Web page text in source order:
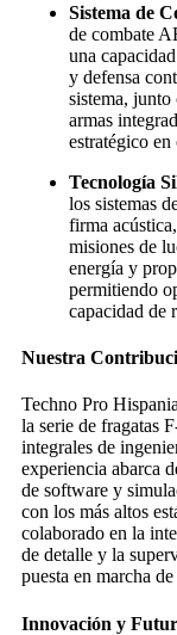
Sistema de
de combate
una
y defensa
sistema, junto
armas
estratégico en
Tecnología
los sistemas
firma
misiones de
energía y
permitiendo
capacidad de
Nuestra
Techno Pro
la serie de fragatas
integrales de
experiencia abarca
de software y
con los más altos
colaborado en la
de detalle y la
puesta en marcha
Innovación y